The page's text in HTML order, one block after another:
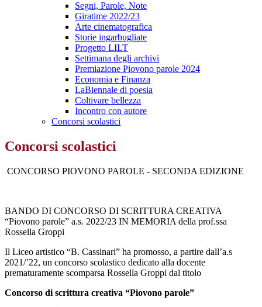
Segni, Parole, Note
Giratime 2022/23
Arte cinematografica
Storie ingarbugliate
Progetto LILT
Settimana degli archivi
Premiazione Piovono parole 2024
Economia e Finanza
LaBiennale di poesia
Coltivare bellezza
Incontro con autore
Concorsi scolastici
Concorsi scolastici
CONCORSO PIOVONO PAROLE - SECONDA EDIZIONE
BANDO DI CONCORSO DI SCRITTURA CREATIVA
“Piovono parole” a.s. 2022/23 IN MEMORIA della prof.ssa
Rossella Groppi
Il Liceo artistico “B. Cassinari” ha promosso, a partire dall’a.s
2021/’22, un concorso scolastico dedicato alla docente
prematuramente scomparsa Rossella Groppi dal titolo
Concorso di scrittura creativa “Piovono parole”